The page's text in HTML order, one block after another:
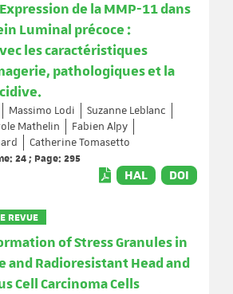
de la MMP-11 dans
Luminal précoce :
les caractéristiques
pathologiques et la
Massimo Lodi
Suzanne Leblanc
Mathelin
Fabien Alpy
Catherine Tomasetto
24 ; Page: 295
HAL DOI
REVUE
of Stress Granules in
and Radioresistant Head and
Cell Carcinoma Cells